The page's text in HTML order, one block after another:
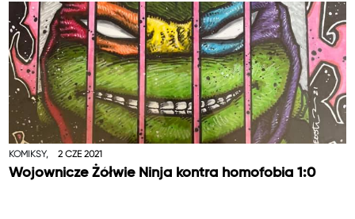
KOMIKSY, 2 CZE 2021
Wojownicze Żółwie Ninja kontra homofobia 1:0